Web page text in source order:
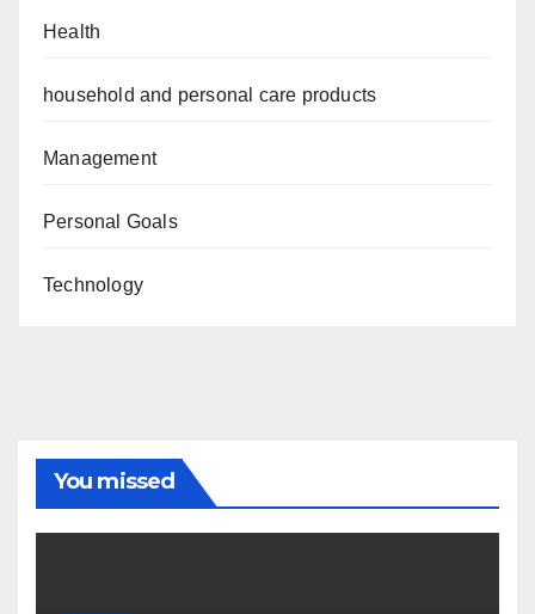
Health
household and personal care products
Management
Personal Goals
Technology
You missed